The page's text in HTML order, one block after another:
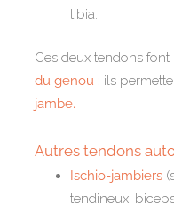
tibia.
Ces deux tendons font
du genou : ils
jambe.
Autres tendons
Ischio-jambiers
tendineux,